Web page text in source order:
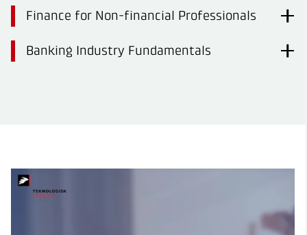
Finance for Non-financial Professionals
Banking Industry Fundamentals